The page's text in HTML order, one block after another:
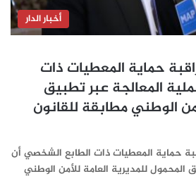
أخبار الدار
حماية المعطيات ذات
المعالجة عبر تطبيق
الوطني مطابقة للقانون
حماية المعطيات ذات الطابع الشخصي أن
المحمول للمديرية العامة للأمن الوطني